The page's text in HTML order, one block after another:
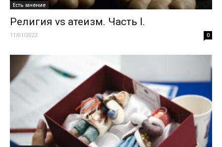
Есть мнение
Религия vs атеизм. Часть I.
11/01/2022 0